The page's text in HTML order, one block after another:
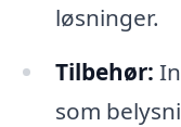
løsninger.
Tilbehør:
som